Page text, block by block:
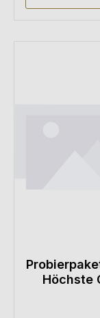
Höchste
Nass-